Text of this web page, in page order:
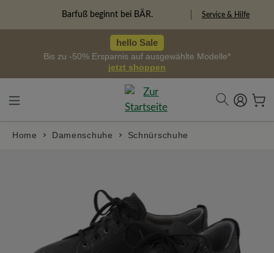
Freiheitspioniere Service & Hilfe
hello Sale
Bis zu -50% Ersparnis auf ausgewählte Modelle*
jetzt shoppen
Home Damenschuhe Schnürschuhe